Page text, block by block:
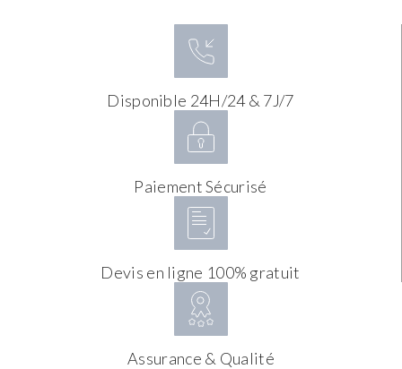
Disponible 24H/24 & 7J/7
Paiement Sécurisé
Devis en ligne 100% gratuit
Assurance & Qualité